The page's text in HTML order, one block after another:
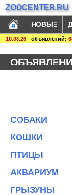
ZOOCENTER.RU
НОВЫЕ
10.08.26 - объявлений:
СОБАКИ
КОШКИ
ПТИЦЫ
АКВАРИУМ
ГРЫЗУНЫ